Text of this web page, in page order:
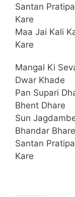
Santan
Kare
Maa Jai Kali
Kare
Mangal Ki
Dwar Khade
Pan Supari
Bhent Dhare
Sun
Bhandar Bhare
Santan
Kare